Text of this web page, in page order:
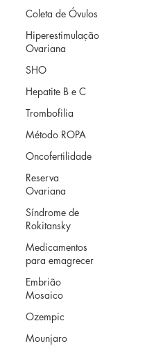
Coleta de Óvulos
Hiperestimulação
Ovariana
SHO
Hepatite B e C
Trombofilia
Método ROPA
Oncofertilidade
Reserva
Ovariana
Síndrome de
Rokitansky
Medicamentos
para emagrecer
Embrião
Mosaico
Ozempic
Mounjaro